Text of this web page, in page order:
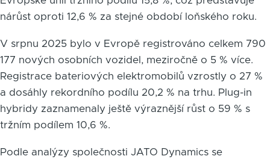
nárůst oproti 12,6 % za stejné období loňského roku.
V srpnu 2025 bylo v Evropě registrováno celkem 790
177 nových osobních vozidel, meziročně o 5 % více.
Registrace bateriových elektromobilů vzrostly o 27 %
a dosáhly rekordního podílu 20,2 % na trhu. Plug-in
hybridy zaznamenaly ještě výraznější růst o 59 % s
tržním podílem 10,6 %.
Podle analýzy společnosti JATO Dynamics se